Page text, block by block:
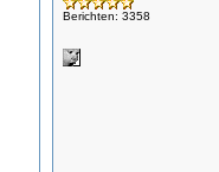
Berichten: 3358